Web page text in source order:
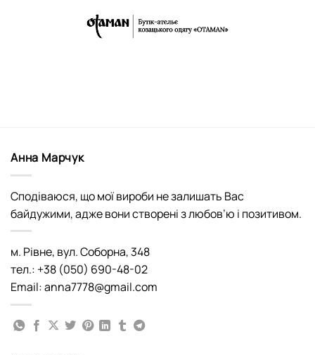
Анна Марчук
Сподіваюся, що мої вироби не залишать Вас
байдужими, адже вони створені з любов’ю і позитивом.
м. Рівне, вул. Соборна, 348
тел.: +38 (050) 690-48-02
Email: anna7778@gmail.com